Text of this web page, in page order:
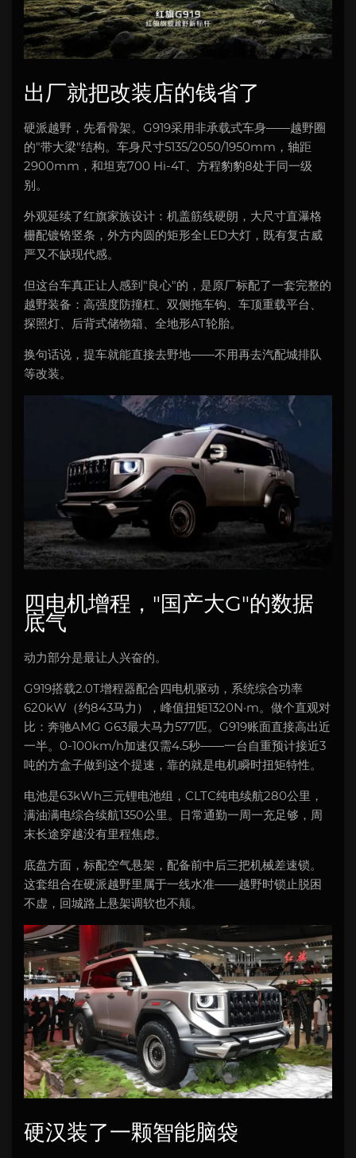
出厂就把改装店的钱省了
硬派越野，先看骨架。G919采用非承载式车身——越野圈
的"带大梁"结构。车身尺寸5135/2050/1950mm，轴距
2900mm，和坦克700 Hi-4T、方程豹豹8处于同一级
别。
外观延续了红旗家族设计：机盖筋线硬朗，大尺寸直瀑格
栅配镀铬竖条，外方内圆的矩形全LED大灯，既有复古威
严又不缺现代感。
但这台车真正让人感到"良心"的，是原厂标配了一套完整的
越野装备：高强度防撞杠、双侧拖车钩、车顶重载平台、
探照灯、后背式储物箱、全地形AT轮胎。
换句话说，提车就能直接去野地——不用再去汽配城排队
等改装。
四电机增程，"国产大G"的数据
底气
动力部分是最让人兴奋的。
G919搭载2.0T增程器配合四电机驱动，系统综合功率
620kW（约843马力），峰值扭矩1320N·m。做个直观对
比：奔驰AMG G63最大马力577匹。G919账面直接高出近
一半。0-100km/h加速仅需4.5秒——一台自重预计接近3
吨的方盒子做到这个提速，靠的就是电机瞬时扭矩特性。
电池是63kWh三元锂电池组，CLTC纯电续航280公里，
满油满电综合续航1350公里。日常通勤一周一充足够，周
末长途穿越没有里程焦虑。
底盘方面，标配空气悬架，配备前中后三把机械差速锁。
这套组合在硬派越野里属于一线水准——越野时锁止脱困
不虚，回城路上悬架调软也不颠。
硬汉装了一颗智能脑袋